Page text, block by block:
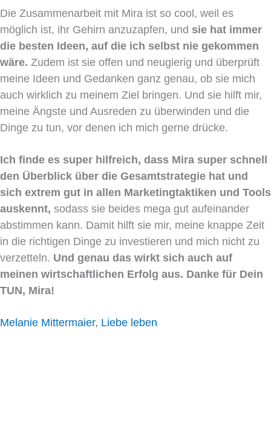
Die Zusammenarbeit mit Mira ist so cool, weil es
möglich ist, ihr Gehirn anzuzapfen, und sie hat immer
die besten Ideen, auf die ich selbst nie gekommen
wäre. Zudem ist sie offen und neugierig und überprüft
meine Ideen und Gedanken ganz genau, ob sie mich
auch wirklich zu meinem Ziel bringen. Und sie hilft mir,
meine Ängste und Ausreden zu überwinden und die
Dinge zu tun, vor denen ich mich gerne drücke.
Ich finde es super hilfreich, dass Mira super schnell
den Überblick über die Gesamtstrategie hat und
sich extrem gut in allen Marketingtaktiken und Tools
auskennt, sodass sie beides mega gut aufeinander
abstimmen kann. Damit hilft sie mir, meine knappe Zeit
in die richtigen Dinge zu investieren und mich nicht zu
verzetteln. Und genau das wirkt sich auch auf
meinen wirtschaftlichen Erfolg aus. Danke für Dein
TUN, Mira!
Melanie Mittermaier, Liebe leben